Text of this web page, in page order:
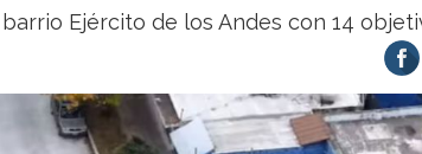
Ejército de los Andes con 14